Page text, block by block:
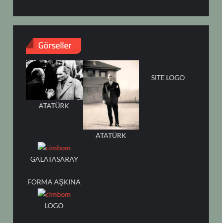
Görseller
ATATÜRK
ATATÜRK
SITE LOGO
GALATASARAY
FORMA AŞKINA
LOGO